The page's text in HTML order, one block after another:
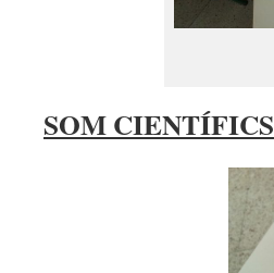
SOM CIENTÍFICS